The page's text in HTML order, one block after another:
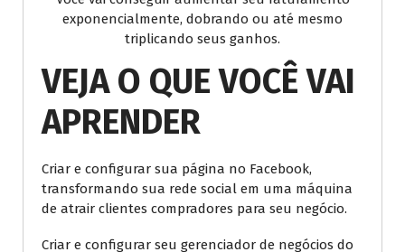
exponencialmente, dobrando ou até mesmo
triplicando seus ganhos.
VEJA O QUE VOCÊ VAI
APRENDER
Criar e configurar sua página no Facebook,
transformando sua rede social em uma máquina
de atrair clientes compradores para seu negócio.
Criar e configurar seu gerenciador de negócios do